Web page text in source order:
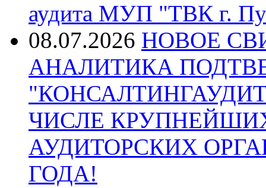
аудита МУП "ТВК г.
08.07.2026 НОВОЕ
АНАЛИТИКА
ЧИСЛЕ
АУДИТОРСКИХ
ГОДА!